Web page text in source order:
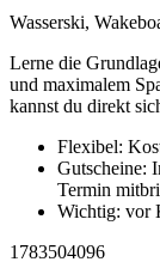
Wasserski,
Lerne die
und maximalem
kannst du direkt
Flexibel:
Gutscheine:
Termin
Wichtig: vor
1783504096